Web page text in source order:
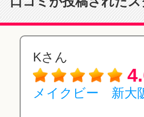
Kさん
メイクビー 新大